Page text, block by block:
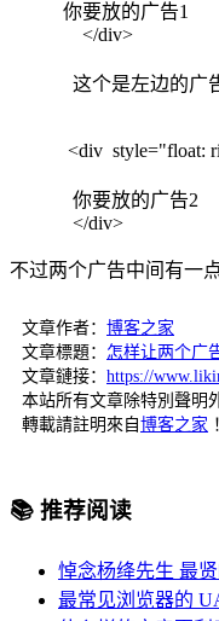
你要放的广告1
</div>
这个是左边的广告
<div style="float:
你要放的广告2
</div>
不过两个广告中间有一
文章作者： 博客之家
文章標題： 怎样让两个广
文章鏈接： https://
本站所有文章除特別聲明
轉載請註明來自 博客之家
📚 推荐阅读
悼念杨绛先生 最
最常见浏览器的